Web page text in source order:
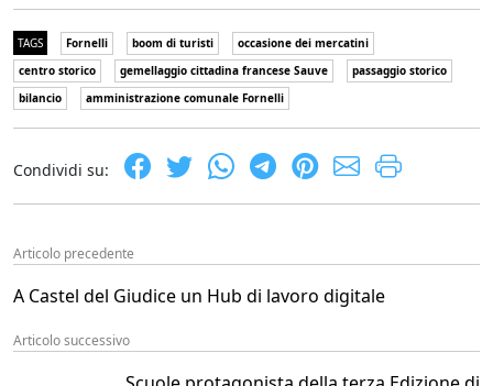
TAGS Fornelli boom di turisti
occasione dei mercatini
centro storico
gemellaggio cittadina francese Sauve
passaggio storico
bilancio
amministrazione comunale Fornelli
Condividi su:
Articolo precedente
A Castel del Giudice un Hub di lavoro digitale
Articolo successivo